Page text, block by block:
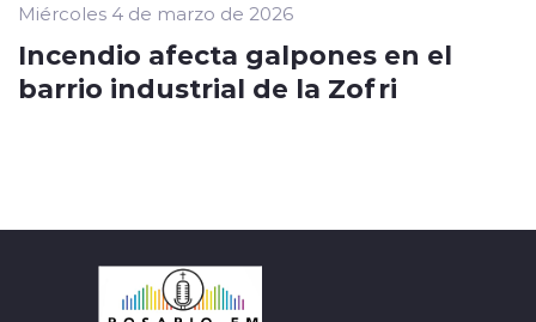
Miércoles 4 de marzo de 2026
Incendio afecta galpones en el
barrio industrial de la Zofri